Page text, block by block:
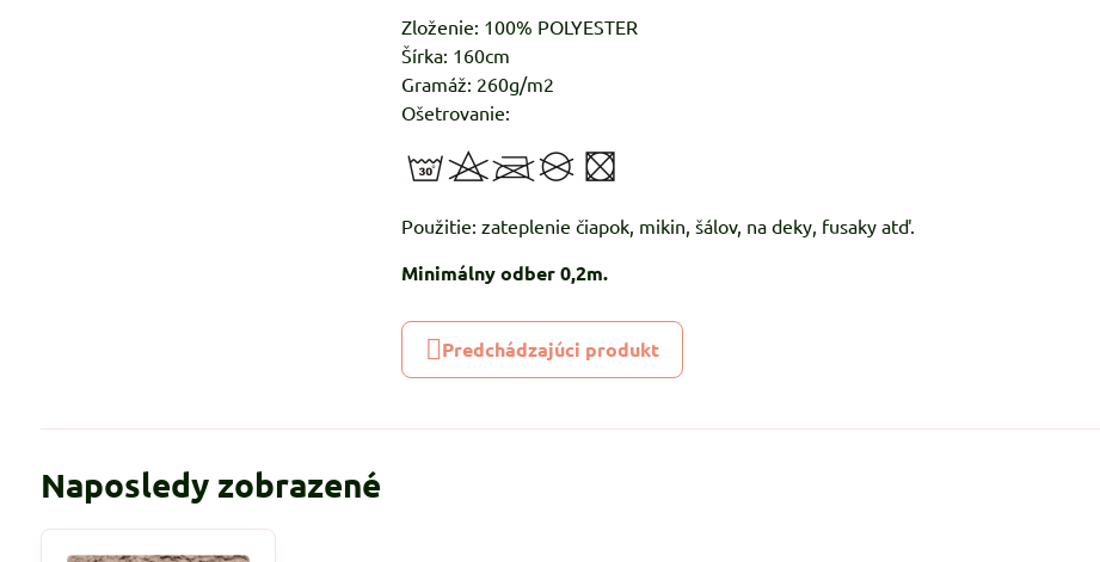
Zloženie: 100% POLYESTER
Šírka: 160cm
Gramáž: 260g/m2
Ošetrovanie:
Použitie: zateplenie čiapok, mikin, šálov, na deky, fusaky atď.
Minimálny odber 0,2m.
Predchádzajúci produkt
Naposledy zobrazené